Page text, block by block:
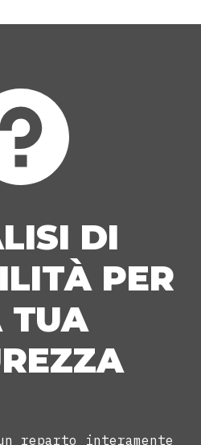
DI
PER
TUA
reparto interamente